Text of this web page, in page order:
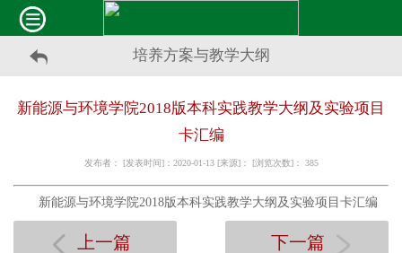
培养方案与教学大纲
新能源与环境学院2018版本科实践教学大纲及实验项目
卡汇编
发布者： [发表时间]：2020-01-13 [来源]： [浏览次数]： 385
新能源与环境学院2018版本科实践教学大纲及实验项目卡汇编
上一篇 下一篇